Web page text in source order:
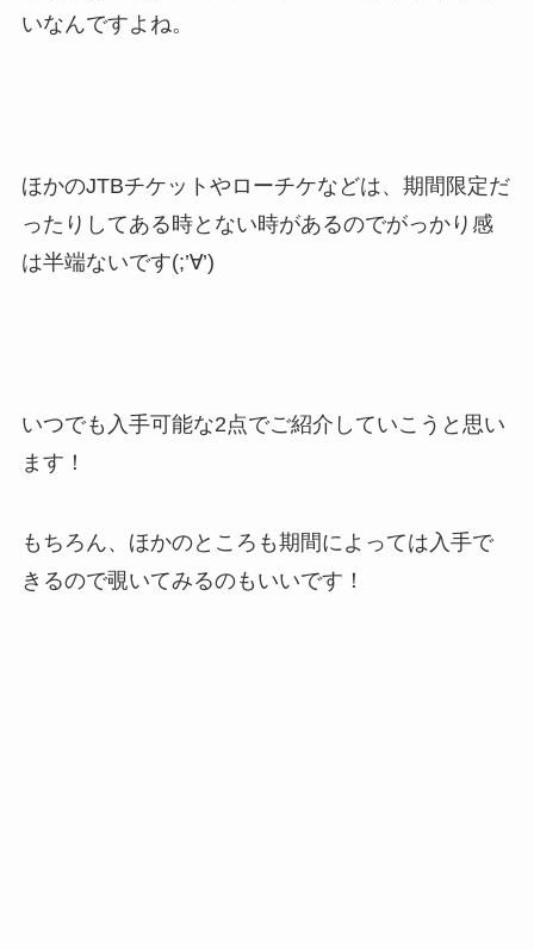
いなんですよね。
ほかのJTBチケットやローチケなどは、期間限定だ
ったりしてある時とない時があるのでがっかり感
は半端ないです(;’∀’)
いつでも入手可能な2点でご紹介していこうと思い
ます！
もちろん、ほかのところも期間によっては入手で
きるので覗いてみるのもいいです！